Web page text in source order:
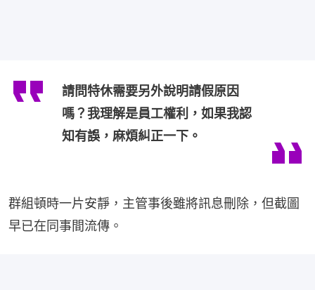
請問特休需要另外說明請假原因
嗎？我理解是員工權利，如果我認
知有誤，麻煩糾正一下。
群組頓時一片安靜，主管事後雖將訊息刪除，但截圖
早已在同事間流傳。